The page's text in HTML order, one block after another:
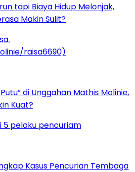
tapi Biaya Hidup Melonjak,
Makin Sulit?
di Unggahan Mathis Molinie,
Kuat?
Kasus Pencurian Tembaga